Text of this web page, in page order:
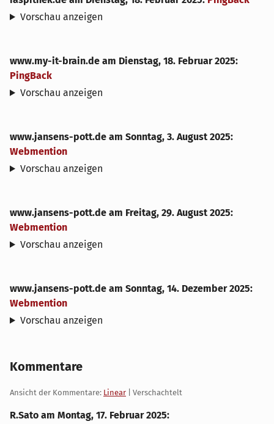
Vorschau anzeigen
www.my-it-brain.de am Dienstag, 18. Februar 2025:
PingBack
Vorschau anzeigen
www.jansens-pott.de am Sonntag, 3. August 2025:
Webmention
Vorschau anzeigen
www.jansens-pott.de am Freitag, 29. August 2025:
Webmention
Vorschau anzeigen
www.jansens-pott.de am Sonntag, 14. Dezember 2025:
Webmention
Vorschau anzeigen
Kommentare
Ansicht der Kommentare: Linear | Verschachtelt
R.Sato am Montag, 17. Februar 2025: